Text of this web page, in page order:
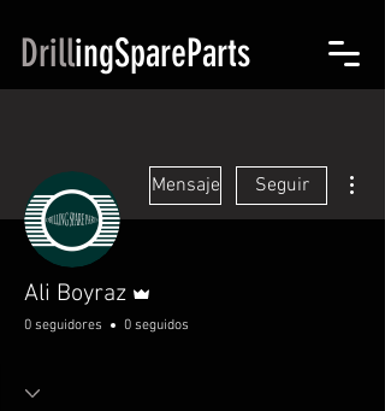
DrillingSpareParts
Mensaje Seguir
Ali Boyraz
0 seguidores 0 seguidos